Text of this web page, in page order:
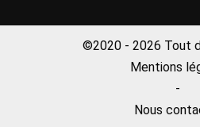
©2020 - 2026 Tout
Mentions
-
Nous